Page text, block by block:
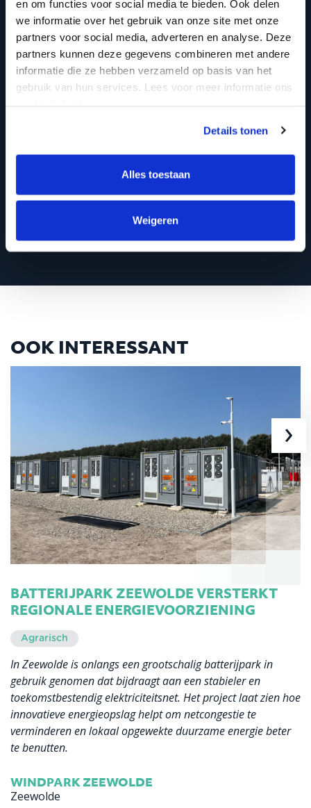
en om functies voor social media te bieden. Ook delen
we informatie over het gebruik van onze site met onze
partners voor social media, adverteren en analyse. Deze
partners kunnen deze gegevens combineren met andere
informatie die ze hebben verzameld op basis van het
gebruik van hun services. Lees voor meer informatie ons
Details tonen
Alles toestaan
Weigeren
Mijn vraag
OOK INTERESSANT
BATTERIJPARK ZEEWOLDE VERSTERKT
REGIONALE ENERGIEVOORZIENING
Agrarisch
In Zeewolde is onlangs een grootschalig batterijpark in
gebruik genomen dat bijdraagt aan een stabieler en
toekomstbestendig elektriciteitsnet. Het project laat zien hoe
innovatieve energieopslag helpt om netcongestie te
verminderen en lokaal opgewekte duurzame energie beter
te benutten.
WINDPARK ZEEWOLDE
Zeewolde
›